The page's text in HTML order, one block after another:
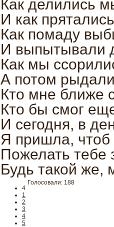
Как делились
И как
Как помаду
И выпытывали
Как мы
А потом
Кто мне ближе
Кто бы смог
И сегодня, в
Я пришла,
Пожелать тебе
Будь такой же,
4
1
2
3
4
5
Голосовали: 188